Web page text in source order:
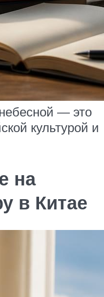
— это
культурой и
на
в Китае